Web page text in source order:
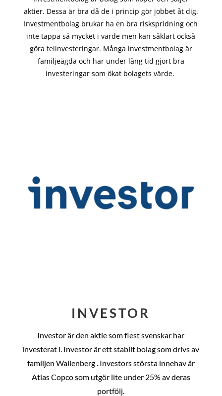
aktier. Dessa är bra då de i princip görjobbet åt dig.
Investmentbolag brukar ha en bra riskspridning och
inte tappa så mycket i värde men kan såklart också
göra felinvesteringar. Många investmentbolag är
familjeägda och har under lång tid gjort bra
investeringar som ökat bolagets värde.
INVESTOR
Investor är den aktie som flest svenskar har
investerat i. Investor är ett stabilt bolag som drivs av
familjen Wallenberg . Investors största innehav är
Atlas Copco som utgör lite under 25% av deras
portfölj.